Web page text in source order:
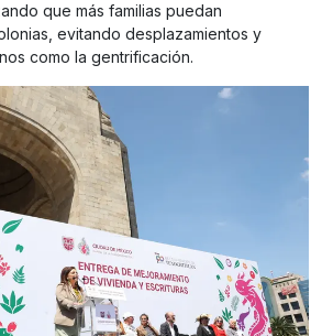
que más familias puedan
evitando desplazamientos y
como la gentrificación.